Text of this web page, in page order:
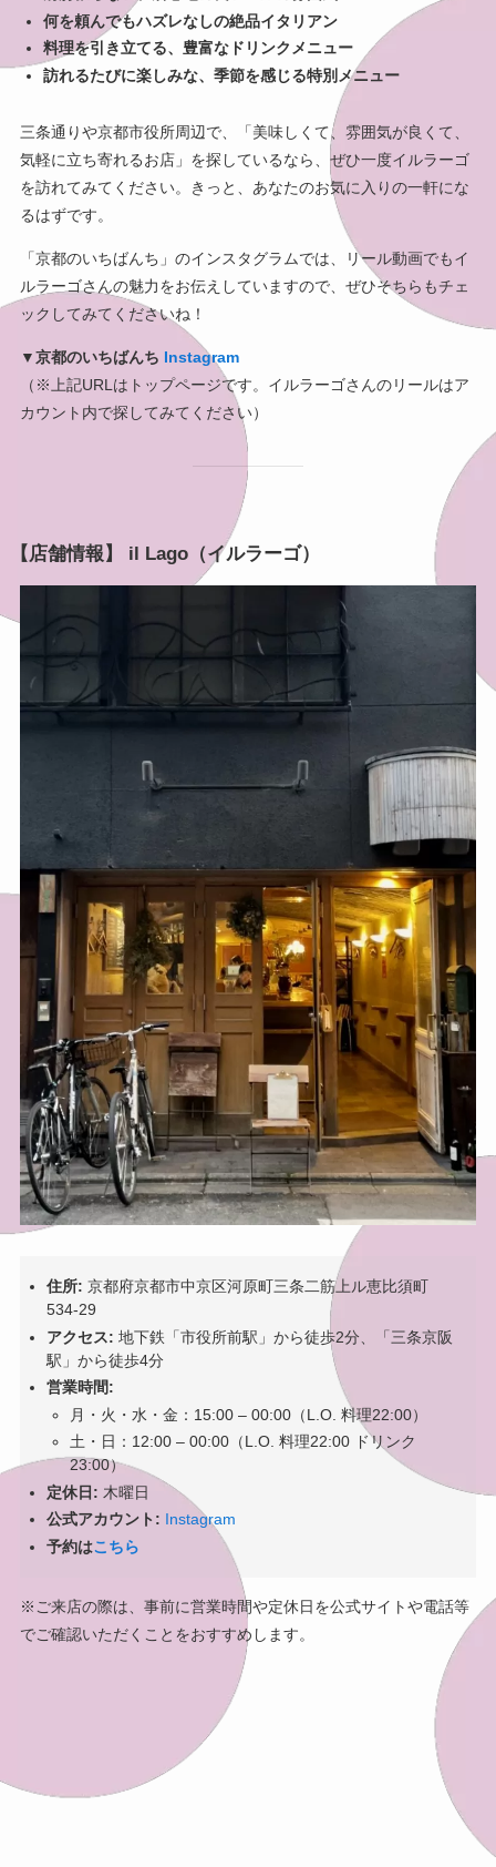
何を頼んでもハズレなしの絶品イタリアン
料理を引き立てる、豊富なドリンクメニュー
訪れるたびに楽しみな、季節を感じる特別メニュー
三条通りや京都市役所周辺で、「美味しくて、雰囲気が良くて、
気軽に立ち寄れるお店」を探しているなら、ぜひ一度イルラーゴ
を訪れてみてください。きっと、あなたのお気に入りの一軒にな
るはずです。
「京都のいちばんち」のインスタグラムでは、リール動画でもイ
ルラーゴさんの魅力をお伝えしていますので、ぜひそちらもチェ
ックしてみてくださいね！
▼京都のいちばんち Instagram
（※上記URLはトップページです。イルラーゴさんのリールはア
カウント内で探してみてください）
【店舗情報】 il Lago（イルラーゴ）
住所: 京都府京都市中京区河原町三条二筋上ル恵比須町
534-29
アクセス: 地下鉄「市役所前駅」から徒歩2分、「三条京阪
駅」から徒歩4分
営業時間:
月・火・水・金：15:00 – 00:00（L.O. 料理22:00）
土・日：12:00 – 00:00（L.O. 料理22:00 ドリンク
23:00）
定休日: 木曜日
公式アカウント: Instagram
予約はこちら
※ご来店の際は、事前に営業時間や定休日を公式サイトや電話等
でご確認いただくことをおすすめします。